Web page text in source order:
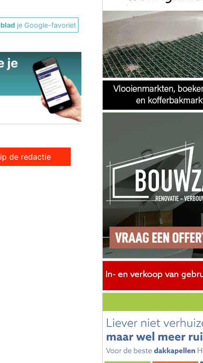
je Google-favoriet
je
de redactie